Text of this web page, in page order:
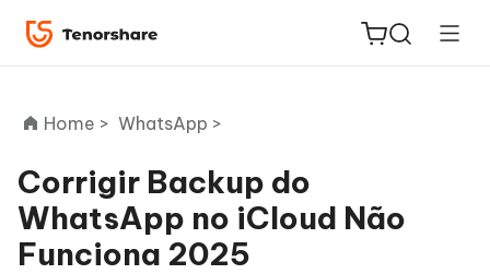
ReiBoot
for iOS
Home > WhatsApp >
Corrigir Backup do
WhatsApp no iCloud Não
Funciona 2025